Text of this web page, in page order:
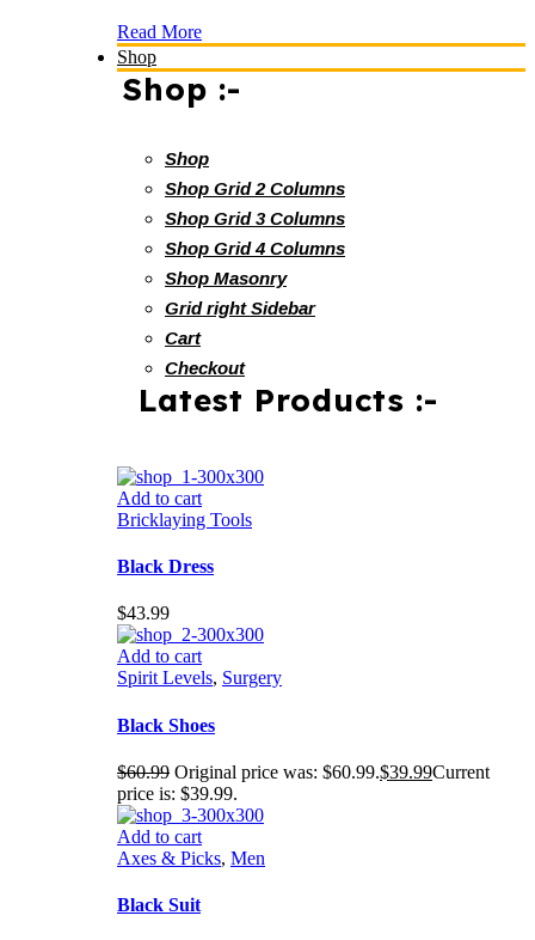
Read More
Shop
Shop :-
Shop
Shop Grid 2 Columns
Shop Grid 3 Columns
Shop Grid 4 Columns
Shop Masonry
Grid right Sidebar
Cart
Checkout
Latest Products :-
Add to cart
Bricklaying Tools
Black Dress
$43.99
Add to cart
Spirit Levels, Surgery
Black Shoes
$60.99 Original price was: $60.99.$39.99Current
price is: $39.99.
Add to cart
Axes & Picks, Men
Black Suit